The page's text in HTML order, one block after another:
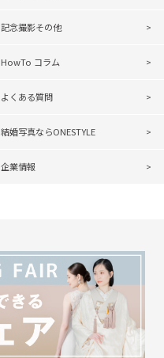
記念撮影その他
HowTo コラム
よくある質問
結婚写真ならONESTYLE
企業情報